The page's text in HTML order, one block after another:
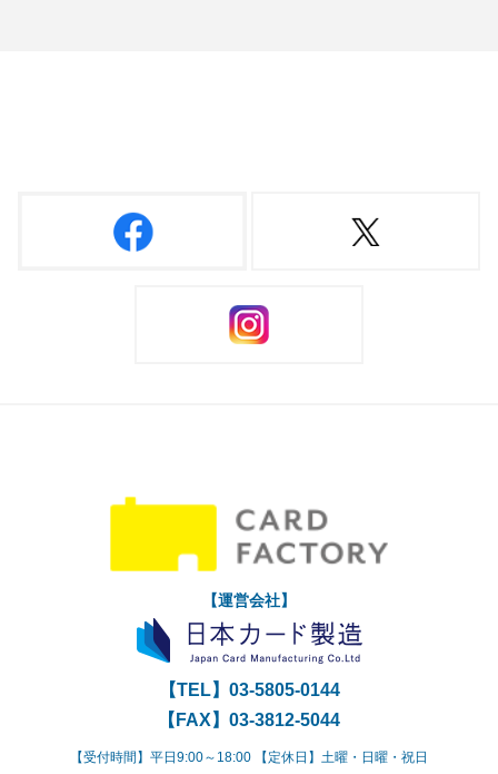
【運営会社】
【TEL】 03-5805-0144
【FAX】03-3812-5044
【受付時間】平日9:00～18:00 【定休日】土曜・日曜・祝日